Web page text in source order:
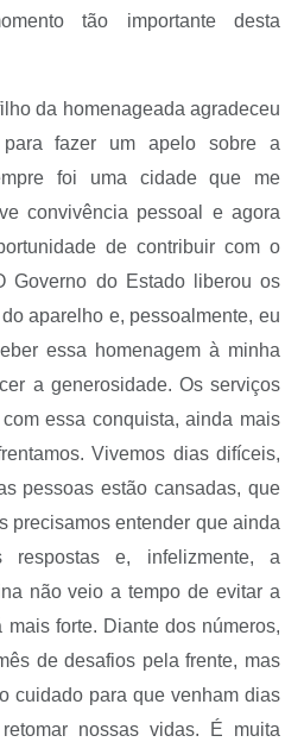
tão importante desta
da homenageada agradeceu
fazer um apelo sobre a
foi uma cidade que me
convivência pessoal e agora
de contribuir com o
Governo do Estado liberou os
aparelho e, pessoalmente, eu
essa homenagem à minha
a generosidade. Os serviços
essa conquista, ainda mais
Vivemos dias difíceis,
pessoas estão cansadas, que
precisamos entender que ainda
respostas e, infelizmente, a
não veio a tempo de evitar a
forte. Diante dos números,
de desafios pela frente, mas
cuidado para que venham dias
nossas vidas. É muita